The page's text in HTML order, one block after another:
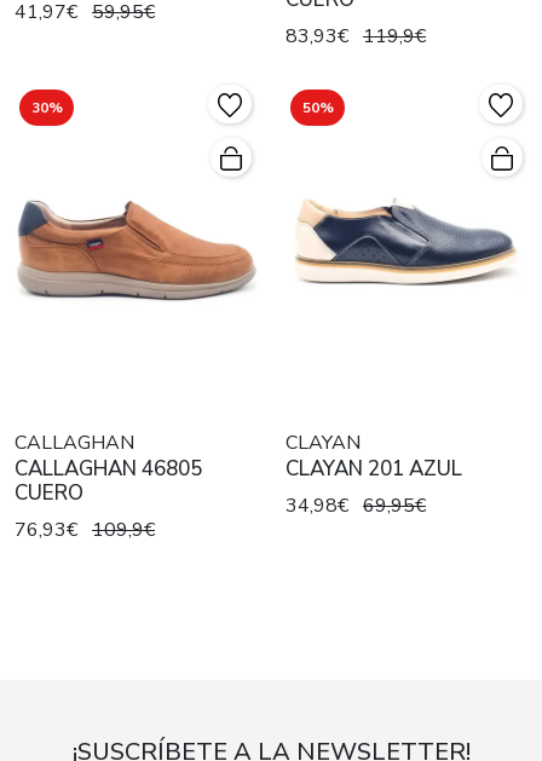
41,97€ 59,95€
83,93€ 119,9€
30%
CALLAGHAN
CALLAGHAN 46805
CUERO
76,93€ 109,9€
50%
CLAYAN
CLAYAN 201 AZUL
34,98€ 69,95€
¡SUSCRÍBETE A LA NEWSLETTER!